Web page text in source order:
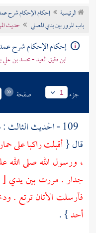
تراجم الأعلام
الرئيسية إحكام الإحكام شرح
باب المرور بين يدي المصلي
حديث
إحكام الإحكام شرح
ابن دقيق العيد - محمد بن
جزء 1 صفحة
قال {أقبلت راكبا على
، ورسول الله صلى الله
جدار . مررت بين يدي [
فأرسلت الأتان ترتع .
أحد} .